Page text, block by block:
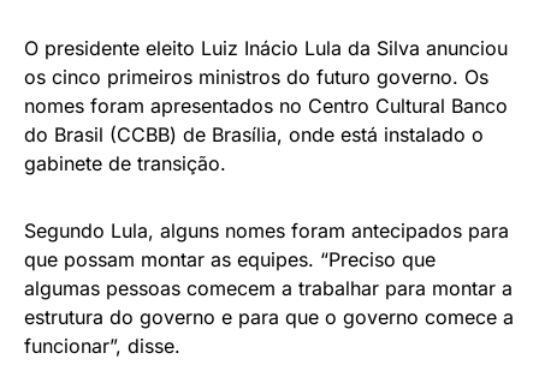
O presidente eleito Luiz Inácio Lula da Silva anunciou
os cinco primeiros ministros do futuro governo. Os
nomes foram apresentados no Centro Cultural Banco
do Brasil (CCBB) de Brasília, onde está instalado o
gabinete de transição.
Segundo Lula, alguns nomes foram antecipados para
que possam montar as equipes. “Preciso que
algumas pessoas comecem a trabalhar para montar a
estrutura do governo e para que o governo comece a
funcionar”, disse.